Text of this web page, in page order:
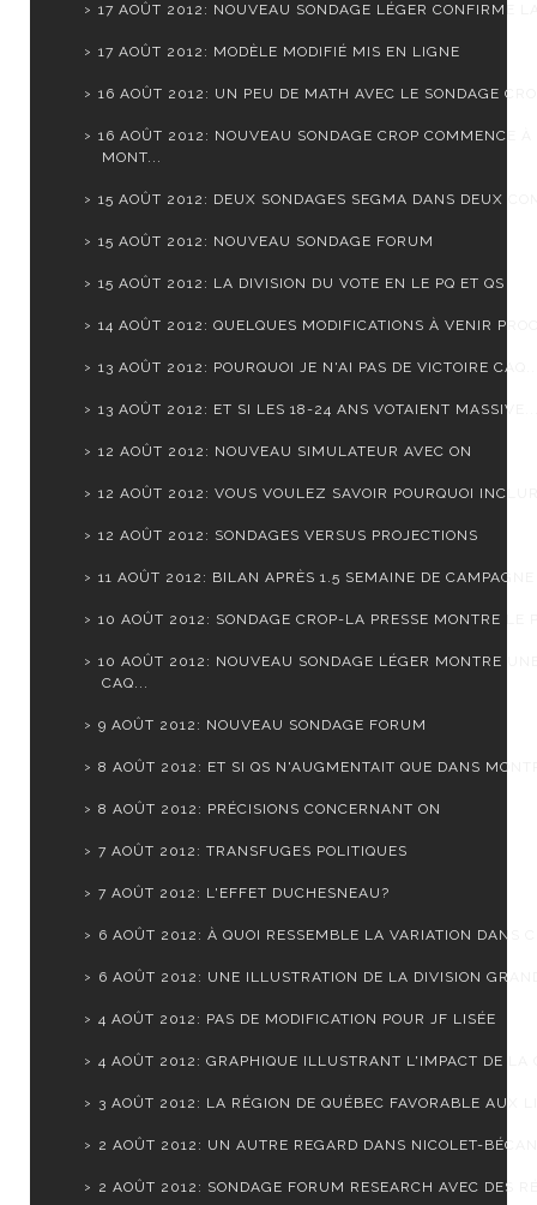
17 AOÛT 2012: NOUVEAU SONDAGE LÉGER CONFIRME
17 AOÛT 2012: MODÈLE MODIFIÉ MIS EN LIGNE
16 AOÛT 2012: UN PEU DE MATH AVEC LE SONDAGE
16 AOÛT 2012: NOUVEAU SONDAGE CROP COMMENCE À
MONT...
15 AOÛT 2012: DEUX SONDAGES SEGMA DANS DEUX
15 AOÛT 2012: NOUVEAU SONDAGE FORUM
15 AOÛT 2012: LA DIVISION DU VOTE EN LE PQ ET QS
14 AOÛT 2012: QUELQUES MODIFICATIONS À VENIR
13 AOÛT 2012: POURQUOI JE N'AI PAS DE VICTOIRE
13 AOÛT 2012: ET SI LES 18-24 ANS VOTAIENT
12 AOÛT 2012: NOUVEAU SIMULATEUR AVEC ON
12 AOÛT 2012: VOUS VOULEZ SAVOIR POURQUOI
12 AOÛT 2012: SONDAGES VERSUS PROJECTIONS
11 AOÛT 2012: BILAN APRÈS 1.5 SEMAINE DE CAMPAGNE
10 AOÛT 2012: SONDAGE CROP-LA PRESSE MONTRE LE
10 AOÛT 2012: NOUVEAU SONDAGE LÉGER MONTRE
CAQ...
9 AOÛT 2012: NOUVEAU SONDAGE FORUM
8 AOÛT 2012: ET SI QS N'AUGMENTAIT QUE DANS
8 AOÛT 2012: PRÉCISIONS CONCERNANT ON
7 AOÛT 2012: TRANSFUGES POLITIQUES
7 AOÛT 2012: L'EFFET DUCHESNEAU?
6 AOÛT 2012: À QUOI RESSEMBLE LA VARIATION DANS
6 AOÛT 2012: UNE ILLUSTRATION DE LA DIVISION
4 AOÛT 2012: PAS DE MODIFICATION POUR JF LISÉE
4 AOÛT 2012: GRAPHIQUE ILLUSTRANT L'IMPACT DE LA
3 AOÛT 2012: LA RÉGION DE QUÉBEC FAVORABLE AUX
2 AOÛT 2012: UN AUTRE REGARD DANS NICOLET-
2 AOÛT 2012: SONDAGE FORUM RESEARCH AVEC DES